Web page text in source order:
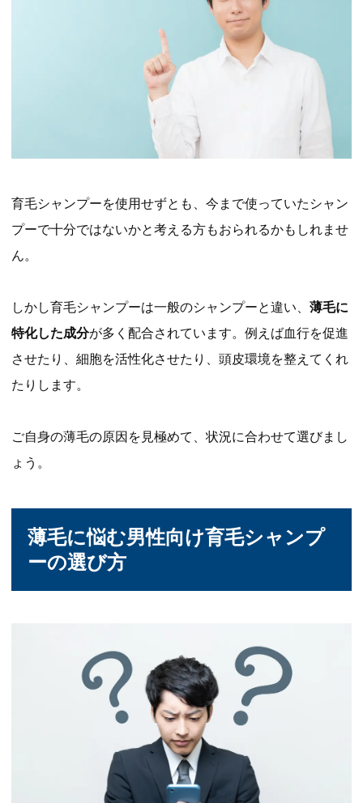
育毛シャンプーを使用せずとも、今まで使っていたシャン
プーで十分ではないかと考える方もおられるかもしれませ
ん。
しかし育毛シャンプーは一般のシャンプーと違い、 薄毛に
特化した成分が多く配合されています。例えば血行を促進
させたり、細胞を活性化させたり、頭皮環境を整えてくれ
たりします。
ご自身の薄毛の原因を見極めて、状況に合わせて選びまし
ょう。
薄毛に悩む男性向け育毛シャンプ
ーの選び方